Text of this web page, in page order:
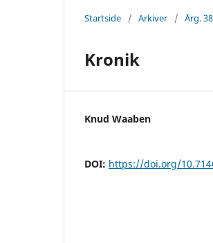
Startside / Arkiver / Årg.
Kronik
Knud Waaben
DOI: https://doi.org/